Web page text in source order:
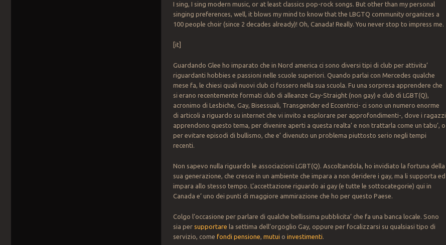
I sing, I sing modern music, or at least classics pop-rock songs. But other than my personal
singing preferences, well, it blows my mind to know that the LBGTQ community organizes a
100 people choir (since 2 decades already)! Oh, Canada! Really. You never stop to impress me.
[it]
Guardando Glee ho imparato che in Nord america ci sono diversi tipi di club per attivita’
riguardanti hobbies e passioni nelle scuole superiori. Quando parlai con Mercedes qualche
mese fa, le chiesi quali nuovi club ci fossero nella sua scuola. Fu una sorpresa apprendere che
si erano recentemente formati club di alleanze Gay-Straight (non gay) e club di LGBT(Q),
acronimo di Lesbiche, Gay, Bisessuali, Transgender ed Eccentrici- ci sono un numero enorme
di articoli a riguardo su internet che vi invito a esplorare per approfondimenti-, dove i ragazzi
apprendono questo tema, per divenire aperti a questa realta’ e non trattarla come un tabu’, o
per evitare episodi di bullismo, che e’ divenuto un problema piuttosto serio negli tempi
recenti.
Non sapevo nulla riguardo le associazioni LGBT(Q). Ascoltandola, ho invidiato la fortuna della
sua generazione, che cresce in un ambiente che impara a non deridere i gay, ma li supporta ed
impara allo stesso tempo. L’accettazione riguardo ai gay (e tutte le sottocategorie) qui in
Canada e’ uno dei punti di maggiore ammirazione che ho per questo Paese.
Colgo l’occasione per parlare di qualche bellissima pubblicita’ che fa una banca locale. Sono
sia persupportare la settima dell’orgoglio Gay, oppure per focalizzarsi su qualsiasi tipo di
servizio, comefondi pensione,mutui oinvestimenti.